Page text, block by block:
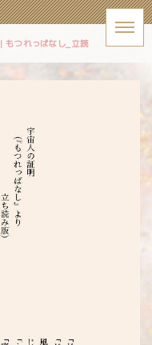
|もつれっぱなし_立読